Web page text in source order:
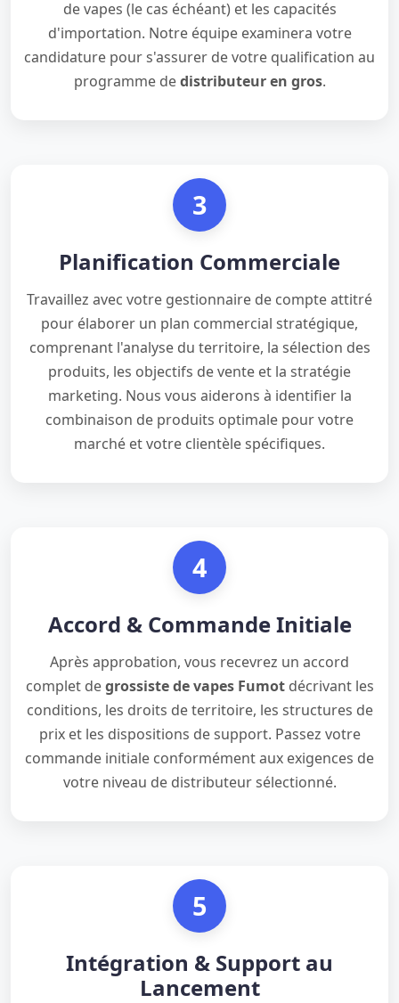
de vapes (le cas échéant) et les capacités
d'importation. Notre équipe examinera votre
candidature pour s'assurer de votre qualification au
programme dedistributeur en gros.
3
Planification Commerciale
Travaillez avec votre gestionnaire de compte attitré
pour élaborer un plan commercial stratégique,
comprenant l'analyse du territoire, la sélection des
produits, les objectifs de vente et la stratégie
marketing. Nous vous aiderons à identifier la
combinaison de produits optimale pour votre
marché et votre clientèle spécifiques.
4
Accord & Commande Initiale
Après approbation, vous recevrez un accord
complet degrossiste de vapes Fumotdécrivant les
conditions, les droits de territoire, les structures de
prix et les dispositions de support. Passez votre
commande initiale conformément aux exigences de
votre niveau de distributeur sélectionné.
5
Intégration & Support au
Lancement